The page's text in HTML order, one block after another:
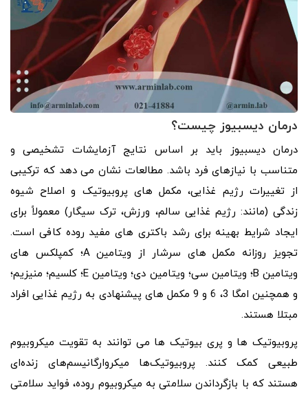
درمان دیسبیوز چیست؟
درمان دیسبیوز باید بر اساس نتایج آزمایشات تشخیصی و
متناسب با نیازهای فرد باشد. مطالعات نشان می دهد که ترکیبی
از تغییرات رژیم غذایی، مکمل های پروبیوتیک و اصلاح شیوه
زندگی (مانند: رژیم غذایی سالم، ورزش، ترک سیگار) معمولاً برای
ایجاد شرایط بهینه برای رشد باکتری های مفید روده کافی است.
تجویز روزانه مکمل های سرشار از ویتامین A؛ کمپلکس های
ویتامین B؛ ویتامین سی؛ ویتامین دی؛ ویتامین E؛ کلسیم؛ منیزیم؛
و همچنین امگا 3، 6 و 9 مکمل های پیشنهادی به رژیم غذایی افراد
مبتلا هستند.
پروبیوتیک ها و پری بیوتیک ها می توانند به تقویت میکروبیوم
طبیعی کمک کنند. پروبیوتیک‌ها میکروارگانیسم‌های زنده‌ای
هستند که با بازگرداندن سلامتی به میکروبیوم روده، فواید سلامتی